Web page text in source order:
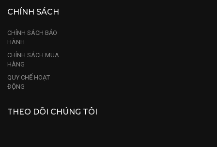
CHÍNH SÁCH
CHÍNH SÁCH BẢO
HÀNH
CHÍNH SÁCH MUA
HÀNG
QUY CHẾ HOẠT
ĐỘNG
THEO DÕI CHÚNG TÔI